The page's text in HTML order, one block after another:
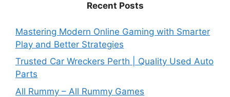
Recent Posts
Mastering Modern Online Gaming with Smarter
Play and Better Strategies
Trusted Car Wreckers Perth | Quality Used Auto
Parts
All Rummy – All Rummy Games